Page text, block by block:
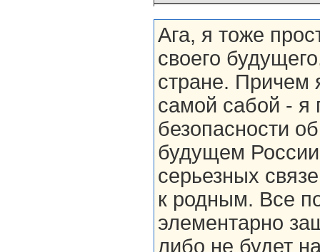
Ага, я тоже
своего
стране. Причем
самой сабой - я
безопасности
будущем
серьезных
к родным. Все
элементарно
либо не будет